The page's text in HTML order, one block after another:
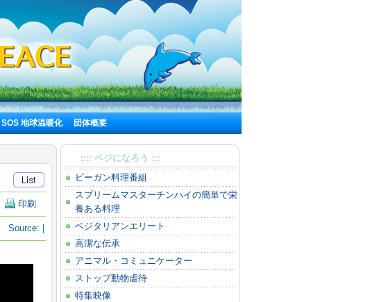
SOS 地球温暖化 団体概要
印刷
Source:
;::: ベジになろう :::
ビーガン料理番組
スプリームマスターチンハイの簡単で栄
養ある料理
ベジタリアンエリート
高潔な伝承
アニマル・コミュニケーター
ストップ動物虐待
特集映像